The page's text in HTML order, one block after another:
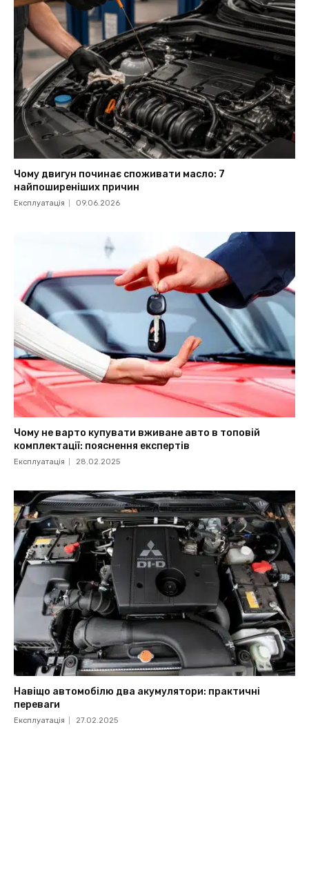
Чому двигун починає споживати масло: 7
найпоширеніших причин
Експлуатація 09.06.2026
Чому не варто купувати вживане авто в топовій
комплектації: пояснення експертів
Експлуатація 28.02.2025
Навіщо автомобілю два акумулятори: практичні
переваги
Експлуатація 27.02.2025